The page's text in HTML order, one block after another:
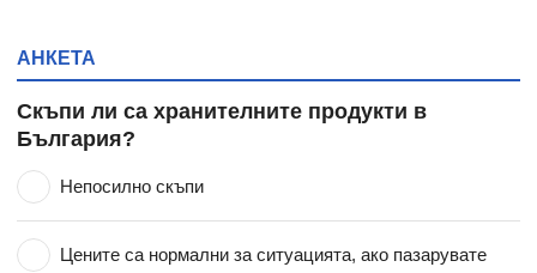
АНКЕТА
Скъпи ли са хранителните продукти в
България?
Непосилно скъпи
Цените са нормални за ситуацията, ако пазарувате